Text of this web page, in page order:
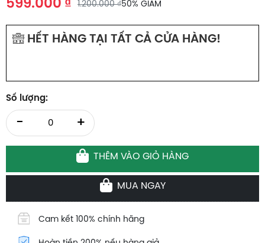
599.000 ₫ 1.200.000 ₫50% GIẢM
HẾT HÀNG TẠI TẤT CẢ CỬA HÀNG!
Số lượng:
- +
THÊM VÀO GIỎ HÀNG
MUA NGAY
Cam kết 100% chính hãng